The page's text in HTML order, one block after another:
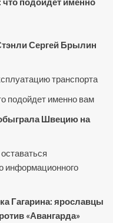
Сергей Брылин
транспорта
подойдет именно вам
Швецию на
информационного
Гагарина: ярославцы
«Авангарда»